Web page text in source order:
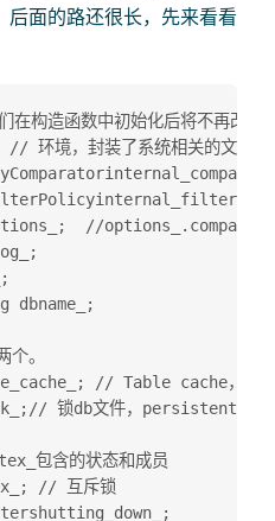
面的路还很长，先来看看
在构造函数中初始化后将不再
环境，封装了系统相关的文件
//
dbname_;
个。
// Table cache，线
锁db文件，persistent
包含的状态和成员
// 互斥锁